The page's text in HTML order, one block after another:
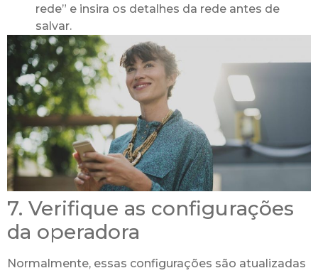
rede” e insira os detalhes da rede antes de
salvar.
7. Verifique as configurações
da operadora
Normalmente, essas configurações são atualizadas